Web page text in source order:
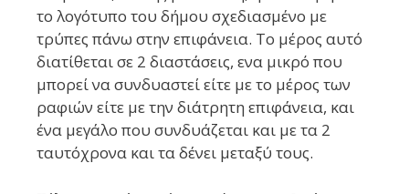
το λογότυπο του δήμου σχεδιασμένο με
τρύπες πάνω στην επιφάνεια. Το μέρος αυτό
διατίθεται σε 2 διαστάσεις, ενα μικρό που
μπορεί να συνδυαστεί είτε με το μέρος των
ραφιών είτε με την διάτρητη επιφάνεια, και
ένα μεγάλο που συνδυάζεται και με τα 2
ταυτόχρονα και τα δένει μεταξύ τους.